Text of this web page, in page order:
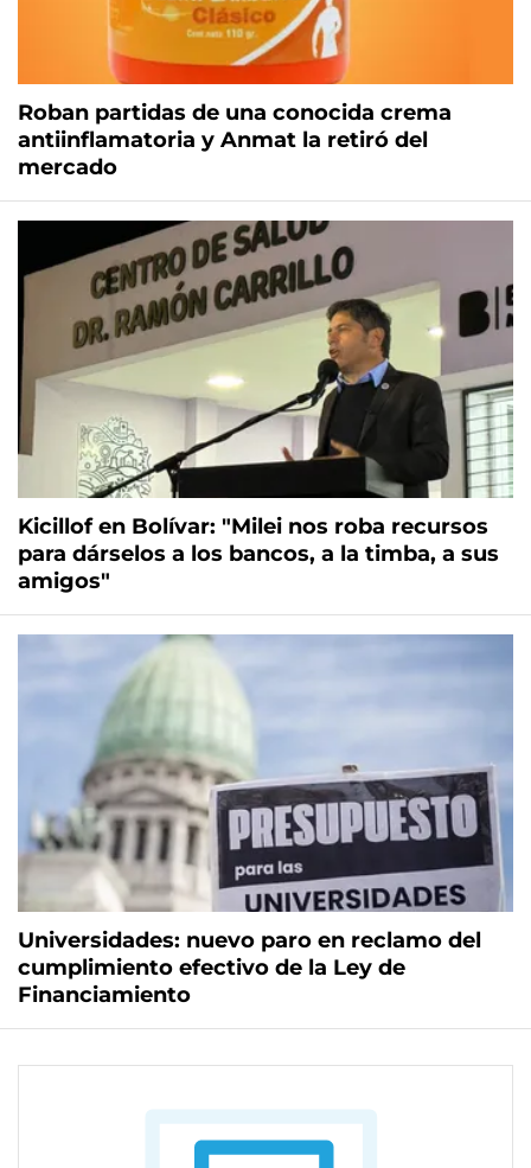
Roban partidas de una conocida crema
antiinflamatoria y Anmat la retiró del
mercado
Kicillof en Bolívar: "Milei nos roba recursos
para dárselos a los bancos, a la timba, a sus
amigos"
Universidades: nuevo paro en reclamo del
cumplimiento efectivo de la Ley de
Financiamiento